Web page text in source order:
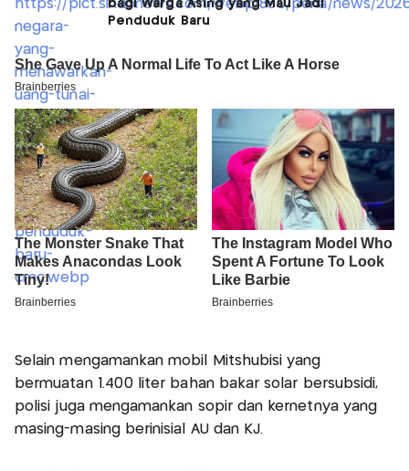
bagi Warga Asing yang Mau Jadi
Penduduk Baru
Selain mengamankan mobil Mitshubisi yang
bermuatan 1.400 liter bahan bakar solar bersubsidi,
polisi juga mengamankan sopir dan kernetnya yang
masing-masing berinisial AU dan KJ.